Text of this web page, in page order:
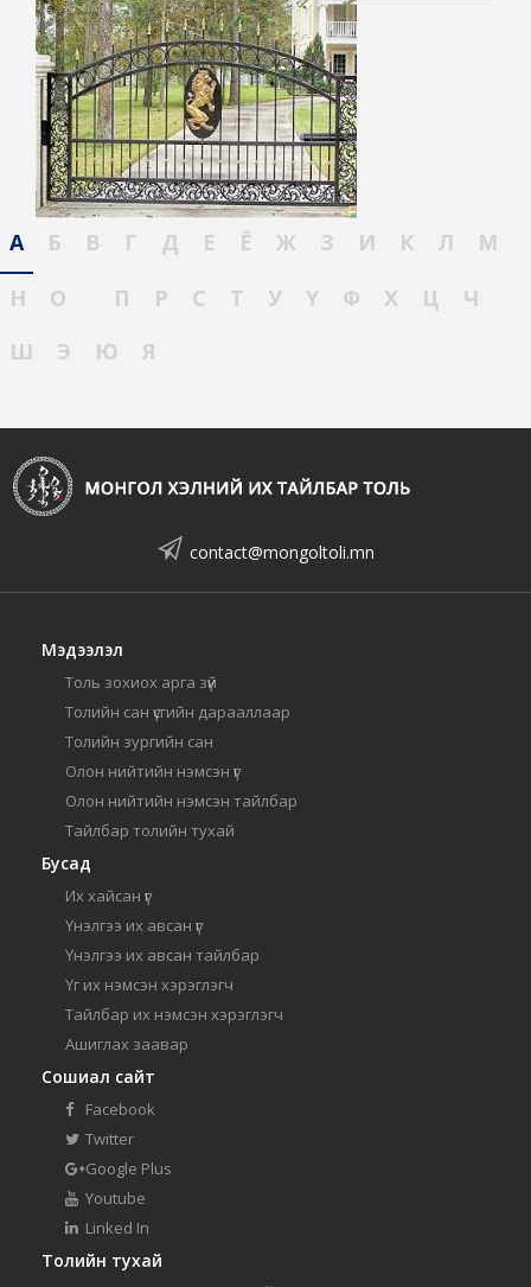
А Б В Г Д Е Ё Ж З И К Л
М
Н
О П Р С Т У Ү Ф Х Ц
Ч
Ш
Э Ю Я
contact@mongoltoli.mn
Мэдээлэл
Толь зохиох арга зүй
Толийн сан үсгийн дарааллаар
Толийн зургийн сан
Олон нийтийн нэмсэн үг
Олон нийтийн нэмсэн тайлбар
Тайлбар толийн тухай
Бусад
Их хайсан үг
Үнэлгээ их авсан үг
Үнэлгээ их авсан тайлбар
Үг их нэмсэн хэрэглэгч
Тайлбар их нэмсэн хэрэглэгч
Ашиглах заавар
Сошиал сайт
Facebook
Twitter
Google Plus
Youtube
Linked In
Толийн тухай